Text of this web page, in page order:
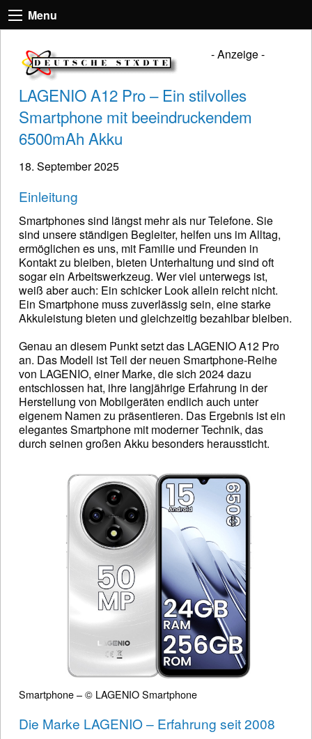
Menu
- Anzeige -
LAGENIO A12 Pro – Ein stilvolles
Smartphone mit beeindruckendem
6500mAh Akku
18. September 2025
Einleitung
Smartphones sind längst mehr als nur Telefone. Sie
sind unsere ständigen Begleiter, helfen uns im Alltag,
ermöglichen es uns, mit Familie und Freunden in
Kontakt zu bleiben, bieten Unterhaltung und sind oft
sogar ein Arbeitswerkzeug. Wer viel unterwegs ist,
weiß aber auch: Ein schicker Look allein reicht nicht.
Ein Smartphone muss zuverlässig sein, eine starke
Akkuleistung bieten und gleichzeitig bezahlbar bleiben.
Genau an diesem Punkt setzt das LAGENIO A12 Pro
an. Das Modell ist Teil der neuen Smartphone-Reihe
von LAGENIO, einer Marke, die sich 2024 dazu
entschlossen hat, ihre langjährige Erfahrung in der
Herstellung von Mobilgeräten endlich auch unter
eigenem Namen zu präsentieren. Das Ergebnis ist ein
elegantes Smartphone mit moderner Technik, das
durch seinen großen Akku besonders heraussticht.
Smartphone – © LAGENIO Smartphone
Die Marke LAGENIO – Erfahrung seit 2008